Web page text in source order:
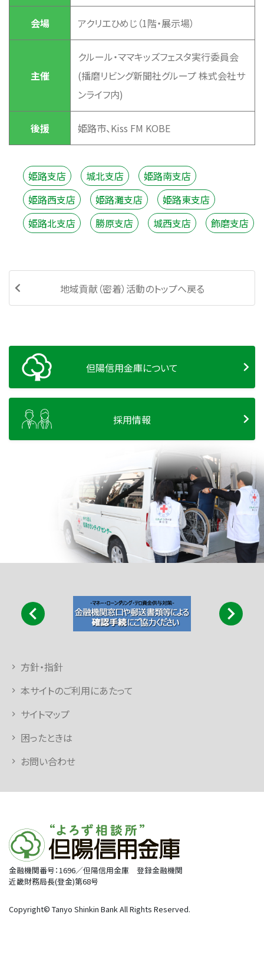
会場 アクリエひめじ（1階・展示場）
主催
クルール・ママキッズフェスタ実行委員会
(播磨リビング新聞社グループ 株式会社サ
ンライフ内)
後援 姫路市、Kiss FM KOBE
姫路支店 城北支店
姫路南支店
姫路西支店
姫路灘支店
姫路東支店
姫路北支店
勝原支店 城西支店 飾磨支店
地域貢献（密着）活動のトップへ戻る
但陽信用金庫について
採用情報
方針・指針
本サイトのご利用にあたって
サイトマップ
困ったときは
お問い合わせ
金融機関番号：1696／但陽信用金庫 登録金融機関
近畿財務局長(登金)第68号
Copyright© Tanyo Shinkin Bank All Rights Reserved.